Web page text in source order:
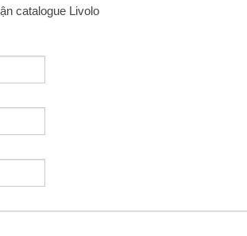
catalogue Livolo